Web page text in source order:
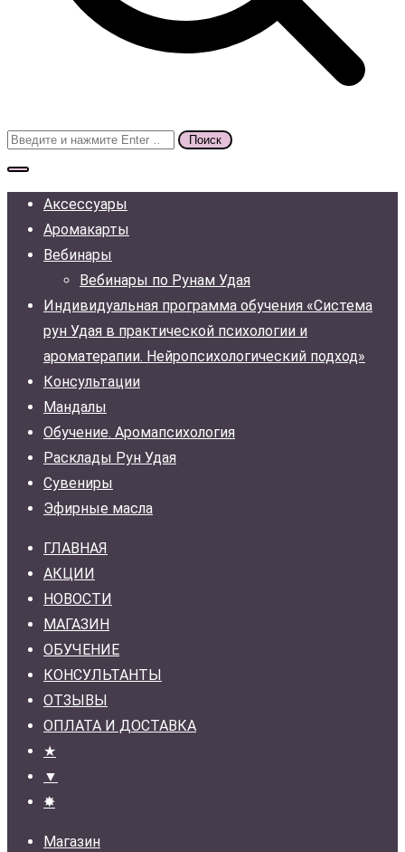
Поиск
для:
Аксессуары
Аромакарты
Вебинары
Вебинары по Рунам Удая
Индивидуальная программа обучения «Система
рун Удая в практической психологии и
ароматерапии. Нейропсихологический подход»
Консультации
Мандалы
Обучение. Аромапсихология
Расклады Рун Удая
Сувениры
Эфирные масла
ГЛАВНАЯ
АКЦИИ
НОВОСТИ
МАГАЗИН
ОБУЧЕНИЕ
КОНСУЛЬТАНТЫ
ОТЗЫВЫ
ОПЛАТА И ДОСТАВКА
★
▼
✸
Магазин